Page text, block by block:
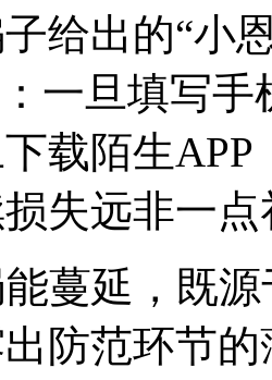
给出的“小
一旦填写
载陌生
失远非一
蔓延，既源
防范环节